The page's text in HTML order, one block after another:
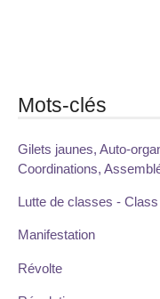
Mots-clés
Gilets jaunes, Auto-
Coordinations,
Lutte de classes -
Manifestation
Révolte